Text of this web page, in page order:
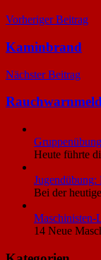
Vorheriger Beitrag
Kaminbrand
Nächster Beitrag
Heute führte
Jugendübung:
Bei der
Maschinisten-
14 Neue